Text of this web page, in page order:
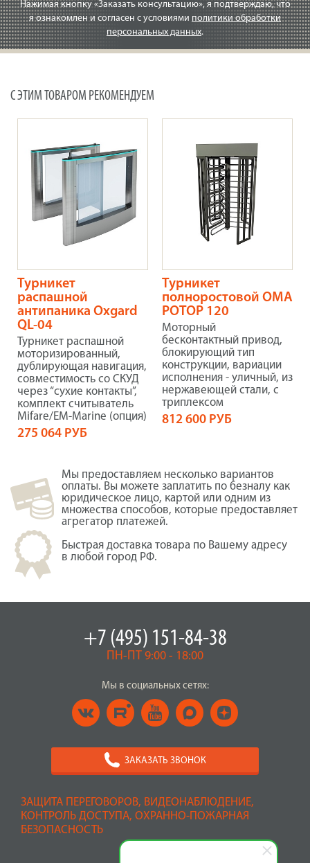
Нажимая кнопку «Заказать консультацию», я подтверждаю, что
я ознакомлен и согласен с условиями политики обработки
персональных данных.
С ЭТИМ ТОВАРОМ РЕКОМЕНДУЕМ
Турникет
распашной
антипаника Oxgard
QL-04
Турникет распашной
моторизированный,
дублирующая навигация,
совместимость со СКУД
через “сухие контакты”,
комплект считыватель
Mifare/EM-Marine (опция)
275 064 РУБ
Турникет
полноростовой ОМА
РОТОР 120
Моторный
бесконтактный привод,
блокирующий тип
конструкции, вариации
исполнения - уличный, из
нержавеющей стали, с
триплексом
812 600 РУБ
Мы предоставляем несколько вариантов
оплаты. Вы можете заплатить по безналу как
юридическое лицо, картой или одним из
множества способов, которые предоставляет
агрегатор платежей.
Быстрая доставка товара по Вашему адресу
в любой город РФ.
ЗАЩИТА ПЕРЕГОВОРОВ, ВИДЕОНАБЛЮДЕНИЕ,
КОНТРОЛЬ ДОСТУПА, ОХРАННО-ПОЖАРНАЯ
БЕЗОПАСНОСТЬ
+7 (495) 151-84-38
ПН-ПТ 9:00 - 18:00
Мы в социальных сетях:
ЗАКАЗАТЬ ЗВОНОК